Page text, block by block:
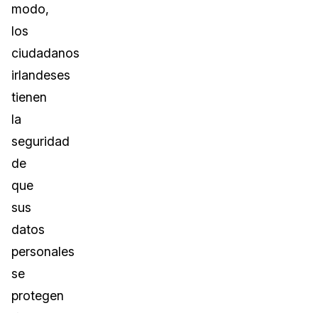
modo,
los
ciudadanos
irlandeses
tienen
la
seguridad
de
que
sus
datos
personales
se
protegen